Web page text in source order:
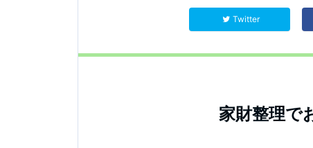
Twitter
家財整理で